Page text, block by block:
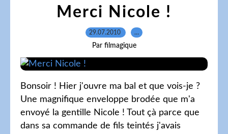
Merci Nicole !
29.07.2010 …
Par filmagique
Bonsoir ! Hier j'ouvre ma bal et que vois-je ?
Une magnifique enveloppe brodée que m'a
envoyé la gentille Nicole ! Tout çà parce que
dans sa commande de fils teintés j'avais